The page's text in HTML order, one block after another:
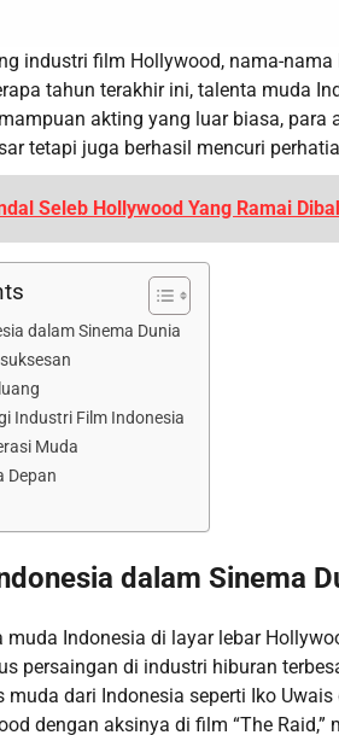
industri film Hollywood, nama-
tahun terakhir ini, talenta muda
akting yang luar biasa,
tetapi juga berhasil mencuri
Seleb Hollywood Yang Ramai
dalam Sinema Dunia
Industri Film Indonesia
Muda
Depan
dalam Sinema
muda Indonesia di layar lebar
persaingan di industri hiburan
muda dari Indonesia seperti Iko
dengan aksinya di film “The